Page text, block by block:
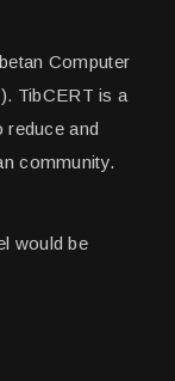
Computer
TibCERT is a
reduce and
community.
would be